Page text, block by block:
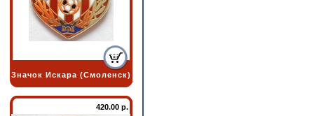
Значок Искара (Смоленск)
420.00 р.